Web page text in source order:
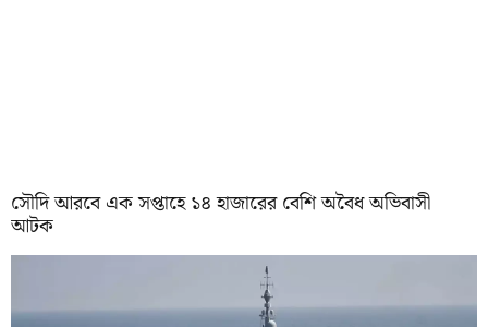
সৌদি আরবে এক সপ্তাহে ১৪ হাজারের বেশি অবৈধ অভিবাসী
আটক